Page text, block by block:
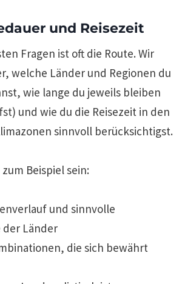
und Reisezeit
Fragen ist oft die Route. Wir
welche Länder und Regionen du
wie lange du jeweils bleiben
und wie du die Reisezeit in den
sinnvoll berücksichtigst.
Beispiel sein:
und sinnvolle
der Länder
die sich bewährt